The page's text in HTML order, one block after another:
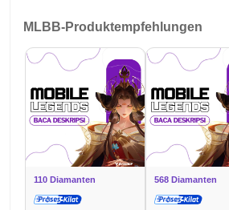
MLBB-Produktempfehlungen
110 Diamanten 568 Diamanten